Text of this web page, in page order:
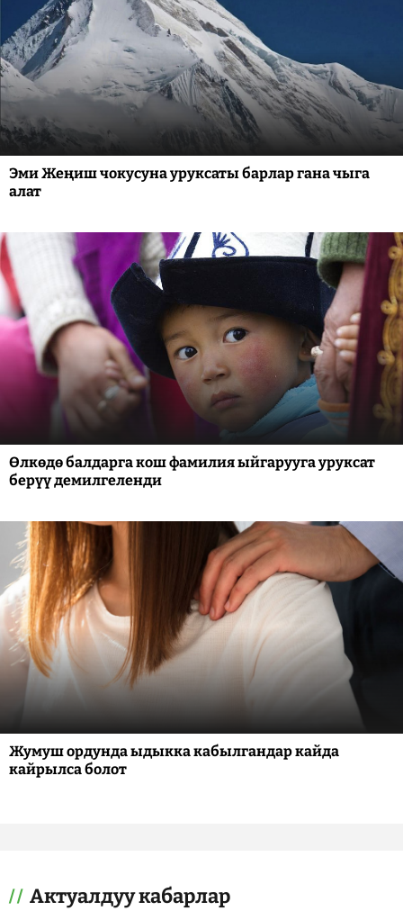
Эми Жеңиш чокусуна уруксаты барлар гана чыга
алат
Өлкөдө балдарга кош фамилия ыйгарууга уруксат
берүү демилгеленди
Жумуш ордунда ыдыкка кабылгандар кайда
кайрылса болот
Актуалдуу кабарлар